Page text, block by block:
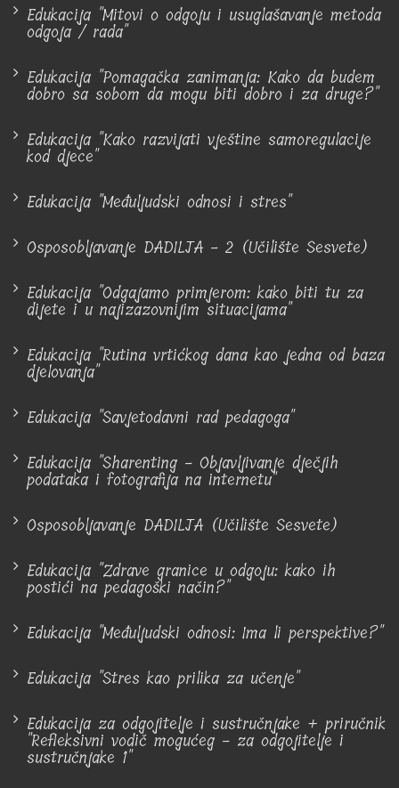
Edukacija "Mitovi o odgoju i usuglašavanje metoda
odgoja / rada"
Edukacija "Pomagačka zanimanja: Kako da budem
dobro sa sobom da mogu biti dobro i za druge?"
Edukacija "Kako razvijati vještine samoregulacije
kod djece"
Edukacija "Međuljudski odnosi i stres"
Osposobljavanje DADILJA - 2 (Učilište Sesvete)
Edukacija "Odgajamo primjerom: kako biti tu za
dijete i u najizazovnijim situacijama"
Edukacija "Rutina vrtićkog dana kao jedna od baza
djelovanja"
Edukacija "Savjetodavni rad pedagoga"
Edukacija "Sharenting - Objavljivanje dječjih
podataka i fotografija na internetu"
Osposobljavanje DADILJA (Učilište Sesvete)
Edukacija "Zdrave granice u odgoju: kako ih
postići na pedagoški način?"
Edukacija "Međuljudski odnosi: Ima li perspektive?"
Edukacija "Stres kao prilika za učenje"
Edukacija za odgojitelje i sustručnjake + priručnik
"Refleksivni vodič mogućeg - za odgojitelje i
sustručnjake 1"